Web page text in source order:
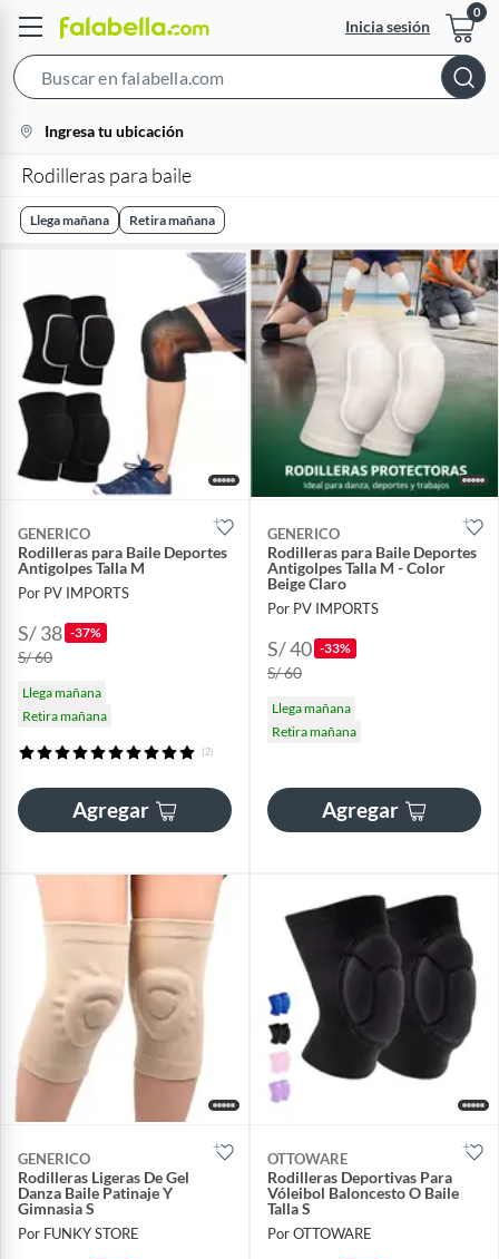
Inicia sesión
Bar
location-
icon
Ingresa tu ubicación
Rodilleras para baile
Llega mañana Retira mañana
GENERICO
Rodilleras para Baile Deportes
Antigolpes Talla M
Por PV IMPORTS
S/ 38 -37%
S/ 60
Llega mañana
Retira mañana
(2)
Agregar
GENERICO
Rodilleras para Baile Deportes
Antigolpes Talla M - Color
Beige Claro
Por PV IMPORTS
S/ 40 -33%
S/ 60
Llega mañana
Retira mañana
Agregar
GENERICO
Rodilleras Ligeras De Gel
Danza Baile Patinaje Y
Gimnasia S
Por FUNKY STORE
OTTOWARE
Rodilleras Deportivas Para
Vóleibol Baloncesto O Baile
Talla S
Por OTTOWARE